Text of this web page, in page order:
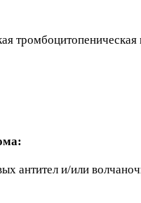
антител и/или